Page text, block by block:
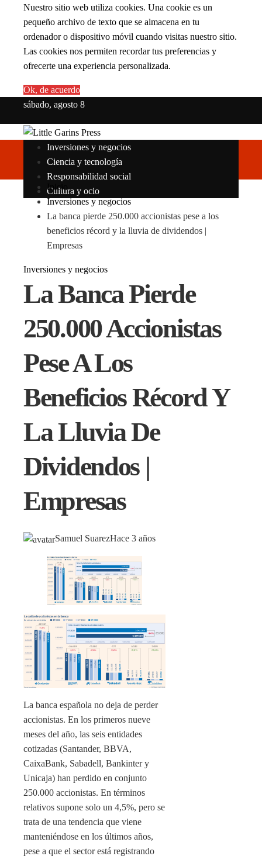
Nuestro sitio web utiliza cookies. Una cookie es un
pequeño archivo de texto que se almacena en tu
ordenador o dispositivo móvil cuando visitas nuestro sitio.
Las cookies nos permiten recordar tus preferencias y
ofrecerte una experiencia personalizada.
Ok, de acuerdo
sábado, agosto 8
Inversiones y negocios
Ciencia y tecnología
Responsabilidad social
Cultura y ocio
Inicio
Inversiones y negocios
La banca pierde 250.000 accionistas pese a los
beneficios récord y la lluvia de dividendos |
Empresas
Inversiones y negocios
La Banca Pierde
250.000 Accionistas
Pese A Los
Beneficios Récord Y
La Lluvia De
Dividendos |
Empresas
Samuel SuarezHace 3 años
La banca española no deja de perder
accionistas. En los primeros nueve
meses del año, las seis entidades
cotizadas (Santander, BBVA,
CaixaBank, Sabadell, Bankinter y
Unicaja) han perdido en conjunto
250.000 accionistas. En términos
relativos supone solo un 4,5%, pero se
trata de una tendencia que viene
manteniéndose en los últimos años,
pese a que el sector está registrando